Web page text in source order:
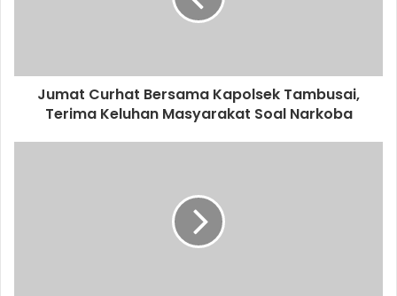
Jumat Curhat Bersama Kapolsek Tambusai,
Terima Keluhan Masyarakat Soal Narkoba